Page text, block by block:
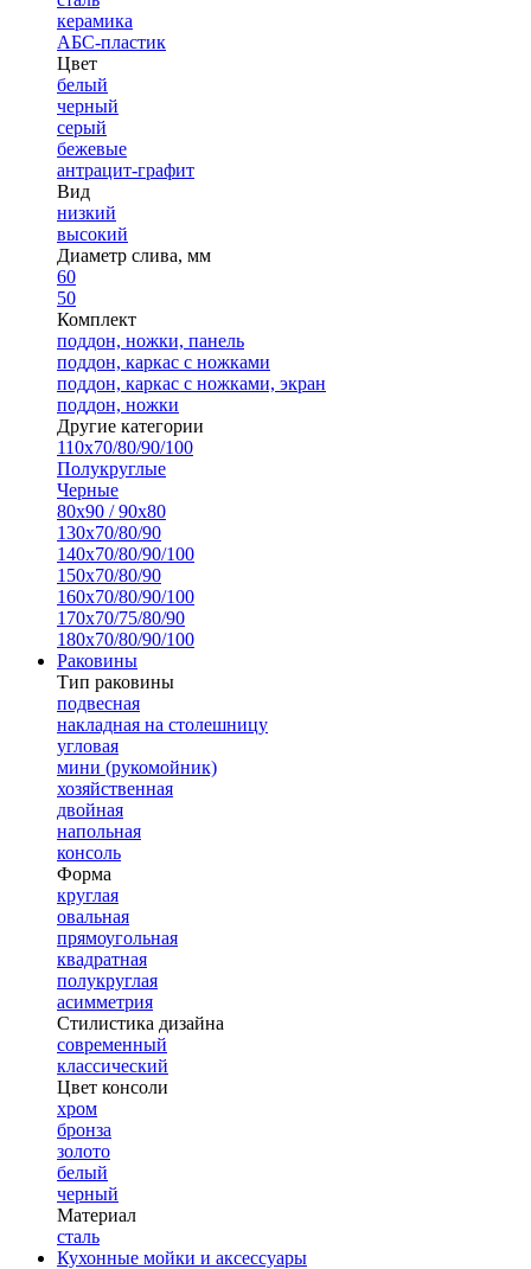
керамика
АБС-пластик
Цвет
белый
черный
серый
бежевые
антрацит-графит
Вид
низкий
высокий
Диаметр слива, мм
60
50
Комплект
поддон, ножки, панель
поддон, каркас с ножками
поддон, каркас с ножками, экран
поддон, ножки
Другие категории
110х70/80/90/100
Полукруглые
Черные
80х90 / 90х80
130х70/80/90
140х70/80/90/100
150х70/80/90
160х70/80/90/100
170х70/75/80/90
180х70/80/90/100
Раковины
Тип раковины
подвесная
накладная на столешницу
угловая
мини (рукомойник)
хозяйственная
двойная
напольная
консоль
Форма
круглая
овальная
прямоугольная
квадратная
полукруглая
асимметрия
Стилистика дизайна
современный
классический
Цвет консоли
хром
бронза
золото
белый
черный
Материал
сталь
Кухонные мойки и аксессуары